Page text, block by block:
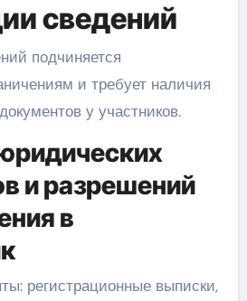
сведений
подчиняется
и требует наличия
у участников.
и разрешений
в
регистрационные выписки,